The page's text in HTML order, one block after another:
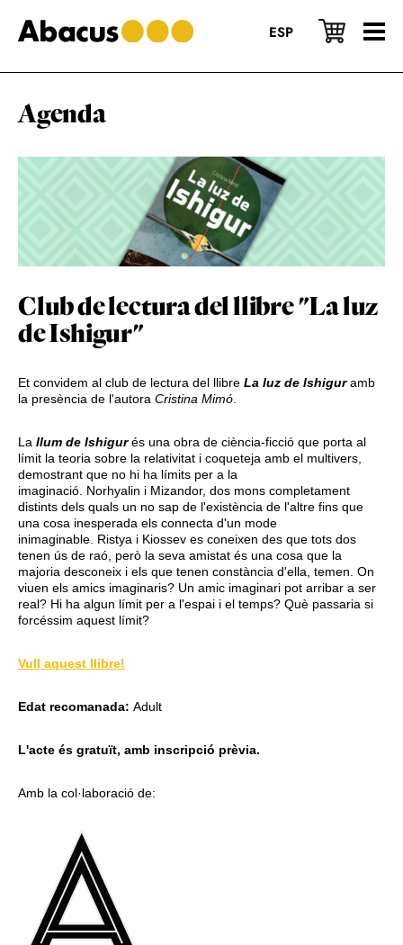
to
main
to
primary
to
footer
ESP
Agenda
Club de lectura del llibre "La luz
de Ishigur"
Et convidem al club de lectura del llibre La luz de Ishiguramb
la presència de l'autora Cristina Mimó.
La llum de Ishigurés una obra de ciència-ficció que porta al
límit la teoria sobre la relativitat i coqueteja amb el multivers,
demostrant que no hi ha límits per a la
imaginació. Norhyalin i Mizandor, dos mons completament
distints dels quals un no sap de l'existència de l'altre fins que
una cosa inesperada els connecta d'un mode
inimaginable. Ristya i Kiossev es coneixen des que tots dos
tenen ús de raó, però la seva amistat és una cosa que la
majoria desconeix i els que tenen constància d'ella, temen. On
viuen els amics imaginaris? Un amic imaginari pot arribar a ser
real? Hi ha algun límit per a l'espai i el temps? Què passaria si
forcéssim aquest límit?
Vull aquest llibre!
Edat recomanada: Adult
L'acte és gratuït, amb inscripció prèvia.
Amb la col·laboració de: